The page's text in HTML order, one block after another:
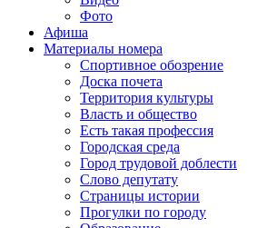
Фото
Афиша
Материалы номера
Спортивное обозрение
Доска почета
Территория культуры
Власть и общество
Есть такая профессия
Городская среда
Город трудовой доблести
Слово депутату
Страницы истории
Прогулки по городу